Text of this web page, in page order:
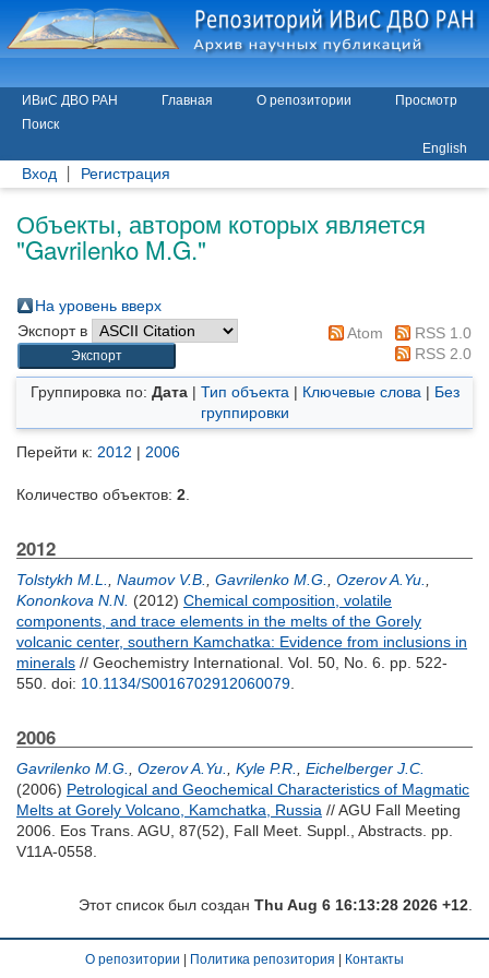
ИВиС ДВО РАН Главная О репозитории
Просмотр
Поиск
English
Вход Регистрация
Объекты, автором которых является
"Gavrilenko M.G."
На уровень вверх
Экспорт в
Atom
RSS 1.0
RSS 2.0
Группировка по: Дата| Тип объекта | Ключевые слова | Без
группировки
Перейти к: 2012 | 2006
Количество объектов: 2
2012
Tolstykh M.L. Naumov V.B. Gavrilenko M.G. Ozerov A.Yu.
Kononkova N.N. (2012) Chemical composition, volatile
components, and trace elements in the melts of the Gorely
volcanic center, southern Kamchatka: Evidence from inclusions in
minerals // Geochemistry International. Vol. 50, No. 6. pp. 522-
550. doi: 10.1134/S0016702912060079
2006
Gavrilenko M.G. Ozerov A.Yu. Kyle P.R.
Eichelberger J.C.
(2006) Petrological and Geochemical Characteristics of Magmatic
Melts at Gorely Volcano, Kamchatka, Russia // AGU Fall Meeting
2006. Eos Trans. AGU, 87(52), Fall Meet. Suppl., Abstracts. pp.
V11A-0558.
Этот список был создан Thu Aug 6 16:13:28 2026 +12
О репозитории Политика репозитория Контакты